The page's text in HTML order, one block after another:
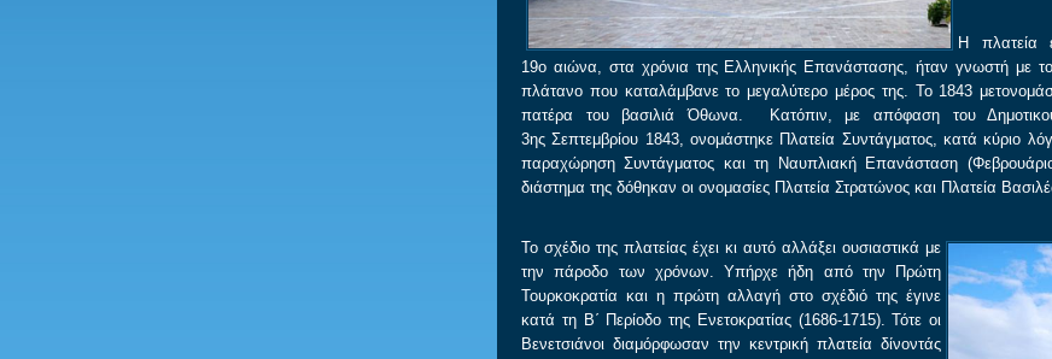
Η πλατεία
19ο αιώνα, στα χρόνια της Ελληνικής Επανάστασης, ήταν γνωστή με
πλάτανο που καταλάμβανε το μεγαλύτερο μέρος της. Το 1843
πατέρα του βασιλιά Όθωνα. Κατόπιν, με απόφαση του
3ης Σεπτεμβρίου 1843, ονομάστηκε Πλατεία Συντάγματος, κατά κύριο
παραχώρηση Συντάγματος και τη Ναυπλιακή Επανάσταση
διάστημα της δόθηκαν οι ονομασίες Πλατεία Στρατώνος και Πλατεία
Το σχέδιο της πλατείας έχει κι αυτό αλλάξει ουσιαστικά με
την πάροδο των χρόνων. Υπήρχε ήδη από την Πρώτη
Τουρκοκρατία και η πρώτη αλλαγή στο σχέδιό της έγινε
κατά τη Β΄ Περίοδο της Ενετοκρατίας (1686-1715). Τότε οι
Βενετσιάνοι διαμόρφωσαν την κεντρική πλατεία δίνοντάς